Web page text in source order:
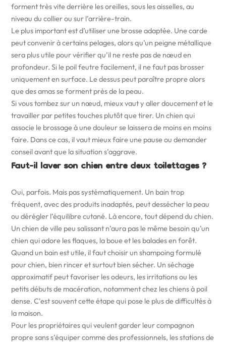
forment très vite derrière les oreilles, sous les aisselles, au
niveau du collier ou sur l’arrière-train.
Le plus important est d’utiliser une brosse adaptée. Une carde
peut convenir à certains pelages, alors qu’un peigne métallique
sera plus utile pour vérifier qu’il ne reste pas de nœud en
profondeur. Si le poil feutre facilement, il ne faut pas brosser
uniquement en surface. Le dessus peut paraître propre alors
que des amas se forment près de la peau.
Si vous tombez sur un nœud, mieux vaut y aller doucement et le
travailler par petites touches plutôt que tirer. Un chien qui
associe le brossage à une douleur se laissera de moins en moins
faire. Dans ce cas, il vaut mieux faire une pause ou demander
conseil avant que la situation s’aggrave.
Faut-il laver son chien entre deux toilettages ?
Oui, parfois. Mais pas systématiquement. Un bain trop
fréquent, avec des produits inadaptés, peut dessécher la peau
ou dérégler l’équilibre cutané. Là encore, tout dépend du chien.
Un chien de ville peu salissant n’aura pas le même besoin qu’un
chien qui adore les flaques, la boue et les balades en forêt.
Quand un bain est utile, il faut choisir un shampoing formulé
pour chien, bien rincer et surtout bien sécher. Un séchage
approximatif peut favoriser les odeurs, les irritations ou les
petits débuts de macération, notamment chez les chiens à poil
dense. C’est souvent cette étape qui pose le plus de difficultés à
la maison.
Pour les propriétaires qui veulent garder leur compagnon
propre sans s’équiper comme des professionnels, les stations de